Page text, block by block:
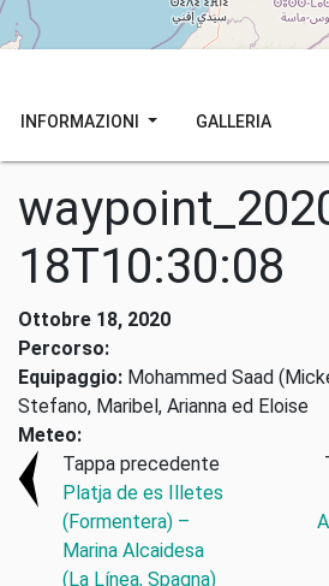
INFORMAZIONI GALLERIA
18T10:30:08
Ottobre 18, 2020
Percorso:
Equipaggio: Mohammed Saad
Stefano, Maribel, Arianna ed Eloise
Meteo:
Tappa precedente
Platja de es Illetes
(Formentera) –
Marina Alcaidesa
(La Línea, Spagna)